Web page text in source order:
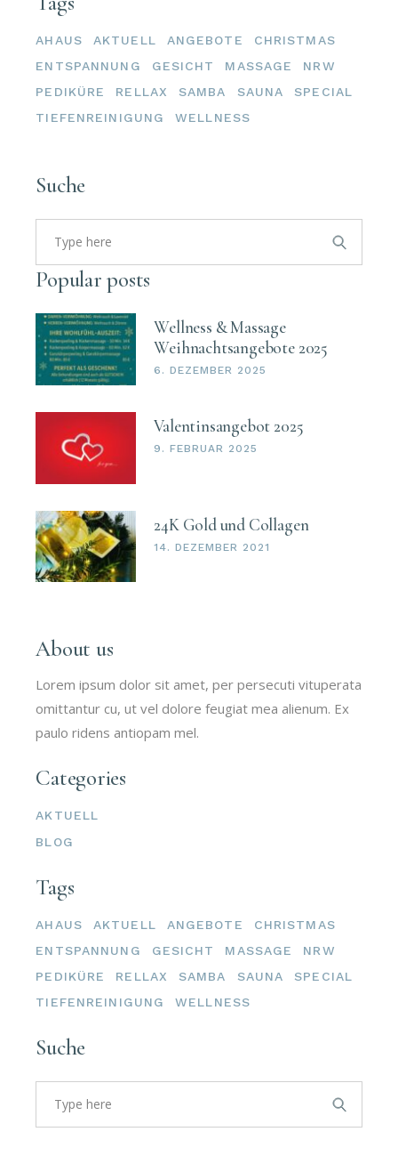
AHAUS AKTUELL ANGEBOTE
CHRISTMAS
ENTSPANNUNG
GESICHT MASSAGE
NRW
PEDIKÜRE
RELLAX SAMBA SAUNA
SPECIAL
TIEFENREINIGUNG
WELLNESS
Suche
Search
for:
Popular posts
Wellness & Massage
Weihnachtsangebote 2025
6. DEZEMBER 2025
Valentinsangebot 2025
9. FEBRUAR 2025
24K Gold und Collagen
14. DEZEMBER 2021
About us
Lorem ipsum dolor sit amet, per persecuti vituperata
omittantur cu, ut vel dolore feugiat mea alienum. Ex
paulo ridens antiopam mel.
Categories
AKTUELL
BLOG
Tags
AHAUS AKTUELL ANGEBOTE
CHRISTMAS
ENTSPANNUNG
GESICHT MASSAGE
NRW
PEDIKÜRE
RELLAX SAMBA SAUNA
SPECIAL
TIEFENREINIGUNG
WELLNESS
Suche
Search
for: